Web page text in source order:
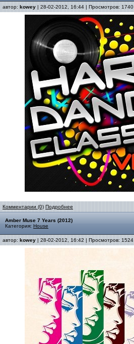
автор: kowey | 28-02-2012, 16:44 | Просмотров: 1740
Комментарии (0) Подробнее
Amber Muse 7 Years (2012)
Категория: House
автор: kowey | 28-02-2012, 16:42 | Просмотров: 1524